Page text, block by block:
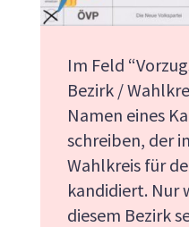
Im Feld
Bezirk /
Namen eines
schreiben, der
Wahlkreis für
kandidiert. Nur
diesem Bezirk